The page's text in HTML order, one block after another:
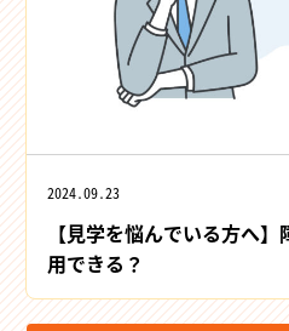
2024.09.23
【見学を悩んでいる方へ
用できる？